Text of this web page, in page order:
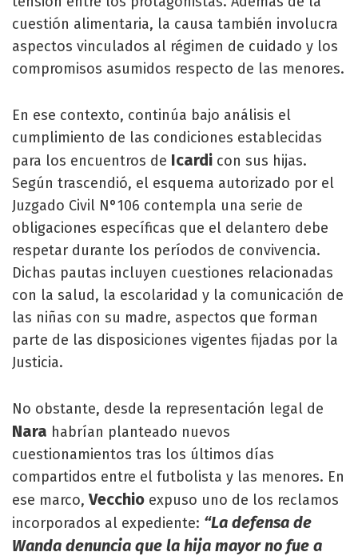
cuestión alimentaria, la causa también involucra
aspectos vinculados al régimen de cuidado y los
compromisos asumidos respecto de las menores.
En ese contexto, continúa bajo análisis el
cumplimiento de las condiciones establecidas
para los encuentros de Icardi con sus hijas.
Según trascendió, el esquema autorizado por el
Juzgado Civil N°106 contempla una serie de
obligaciones específicas que el delantero debe
respetar durante los períodos de convivencia.
Dichas pautas incluyen cuestiones relacionadas
con la salud, la escolaridad y la comunicación de
las niñas con su madre, aspectos que forman
parte de las disposiciones vigentes fijadas por la
Justicia.
No obstante, desde la representación legal de
Nara habrían planteado nuevos
cuestionamientos tras los últimos días
compartidos entre el futbolista y las menores. En
ese marco,Vecchio expuso uno de los reclamos
incorporados al expediente: “La defensa de
Wanda denuncia que la hija mayor no fue a